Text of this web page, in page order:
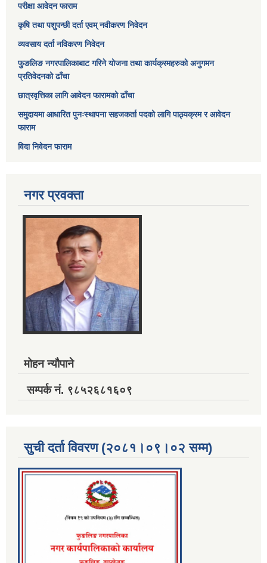
परीक्षा आवेदन फाराम
कृषि तथा पशुपन्छी दर्ता एवम् नवीकरण निवेदन
व्यवसाय दर्ता नविकरण निवेदन
फुङलिङ नगरपालिकाबाट गरिने योजना तथा कार्यक्रमहरुको अनुगमन
प्रतिवेदनको ढाँचा
छात्रवृत्तिका लागि आवेदन फारामको ढाँचा
समुदायमा आधारित पुनःस्थापना सहजकर्ता पदको लागि पाठ्यक्रम र आवेदन
फाराम
विदा निवेदन फाराम
नगर प्रवक्ता
मोहन न्यौपाने
सम्पर्क नं. ९८५२६८१६०९
सुची दर्ता विवरण (२०८१।०९।०२ सम्म)